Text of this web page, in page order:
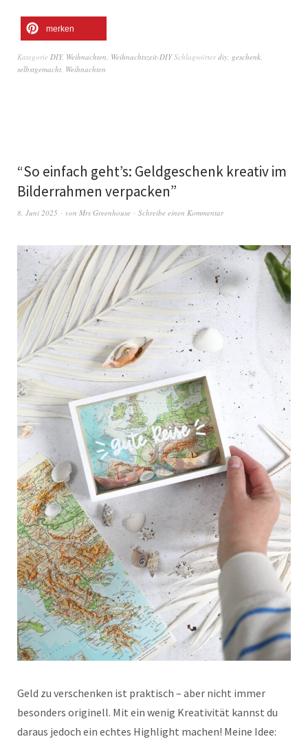
merken
Kategorie DIY, Weihnachten Weihnachtszeit-DIY Schlagwörterdiy geschenk
selbstgemacht Weihnachten
“So einfach geht’s: Geldgeschenk kreativ im
Bilderrahmen verpacken”
8. Juni 2025 von Mrs Greenhouse Schreibe einen Kommentar
Geld zu verschenken ist praktisch – aber nicht immer
besonders originell. Mit ein wenig Kreativität kannst du
daraus jedoch ein echtes Highlight machen! Meine Idee: